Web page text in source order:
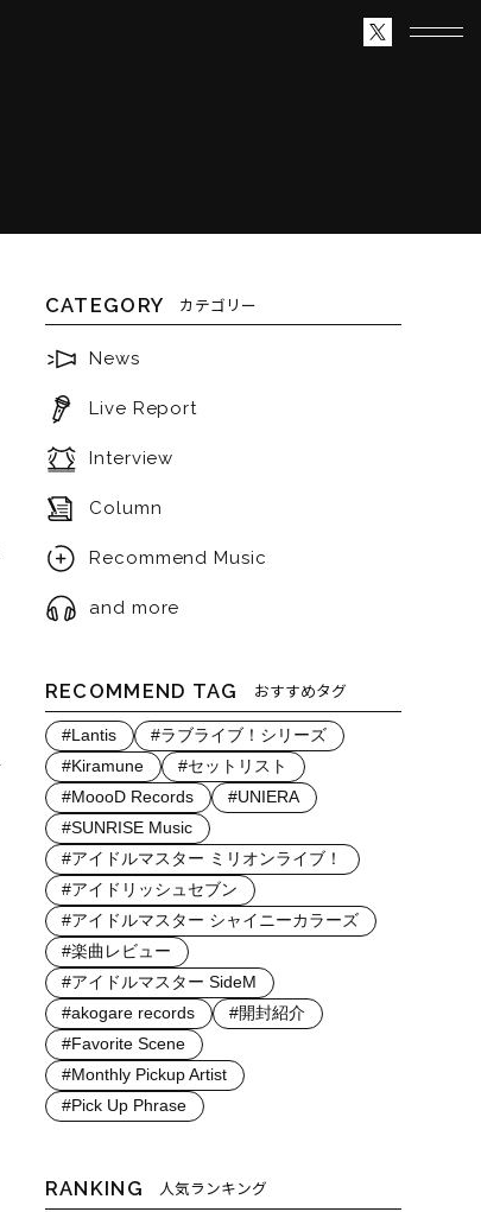
CATEGORY カテゴリー
News
Live Report
Interview
Column
Recommend Music
and more
RECOMMEND TAG おすすめタグ
#Lantis
#ラブライブ！シリーズ
#Kiramune
#セットリスト
#MoooD Records
#UNIERA
#SUNRISE Music
#アイドルマスター ミリオンライブ！
#アイドリッシュセブン
#アイドルマスター シャイニーカラーズ
#楽曲レビュー
#アイドルマスター SideM
#akogare records
#開封紹介
#Favorite Scene
#Monthly Pickup Artist
#Pick Up Phrase
RANKING 人気ランキング